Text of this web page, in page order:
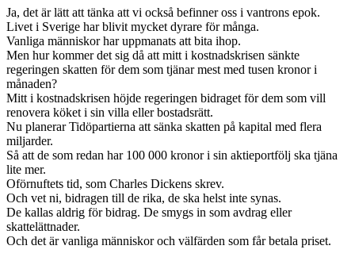
Ja, det är lätt att tänka att vi också befinner oss i vantrons epok.
Livet i Sverige har blivit mycket dyrare för många.
Vanliga människor har uppmanats att bita ihop.
Men hur kommer det sig då att mitt i kostnadskrisen sänkte
regeringen skatten för dem som tjänar mest med tusen kronor i
månaden?
Mitt i kostnadskrisen höjde regeringen bidraget för dem som vill
renovera köket i sin villa eller bostadsrätt.
Nu planerar Tidöpartierna att sänka skatten på kapital med flera
miljarder.
Så att de som redan har 100 000 kronor i sin aktieportfölj ska tjäna
lite mer.
Oförnuftets tid, som Charles Dickens skrev.
Och vet ni, bidragen till de rika, de ska helst inte synas.
De kallas aldrig för bidrag. De smygs in som avdrag eller
skattelättnader.
Och det är vanliga människor och välfärden som får betala priset.